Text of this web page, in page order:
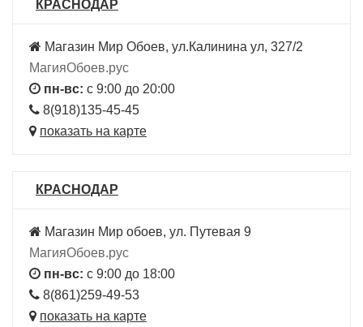
КРАСНОДАР
Магазин Мир Обоев, ул.Калинина ул, 327/2
МагияОбоев.рус
пн-вс: с 9:00 до 20:00
8(918)135-45-45
показать на карте
КРАСНОДАР
Магазин Мир обоев, ул. Путевая 9
МагияОбоев.рус
пн-вс: с 9:00 до 18:00
8(861)259-49-53
показать на карте